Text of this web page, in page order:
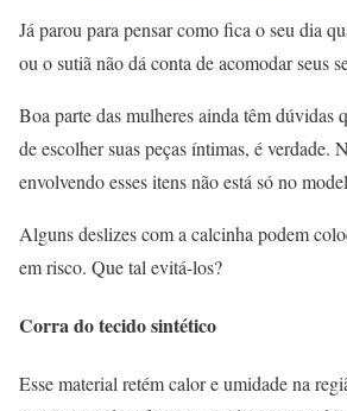
Já parou para pensar como fica o seu dia
ou o sutiã não dá conta de acomodar seus
Boa parte das mulheres ainda têm dúvidas
de escolher suas peças íntimas, é verdade.
envolvendo esses itens não está só no
Alguns deslizes com a calcinha podem
em risco. Que tal evitá-los?
Corra do tecido sintético
Esse material retém calor e umidade na